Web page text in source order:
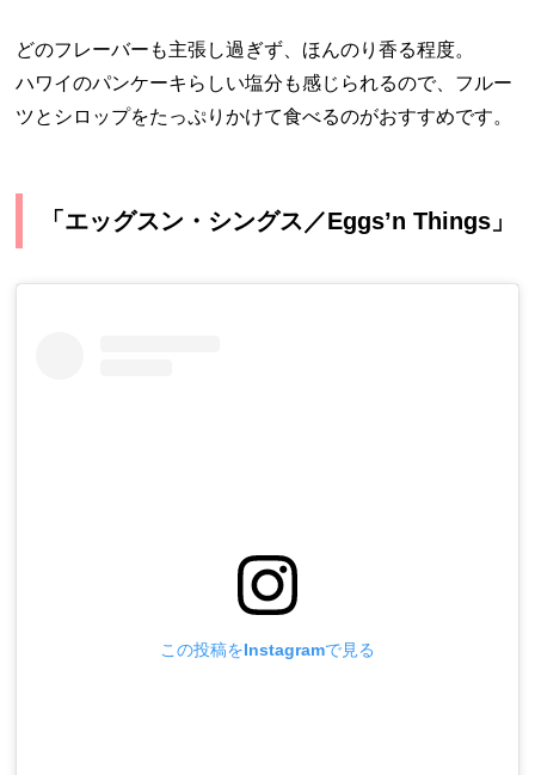
どのフレーバーも主張し過ぎず、ほんのり香る程度。
ハワイのパンケーキらしい塩分も感じられるので、フルー
ツとシロップをたっぷりかけて食べるのがおすすめです。
「エッグスン・シングス／Eggs’n Things」
この投稿をInstagramで見る